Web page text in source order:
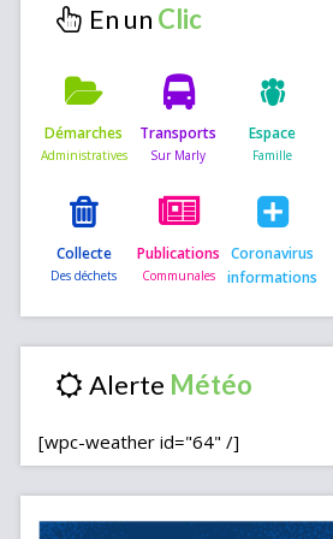
En un
Démarches Transports Espace
Collecte Publications Coronavirus
informations
Alerte
[wpc-weather id="64" /]